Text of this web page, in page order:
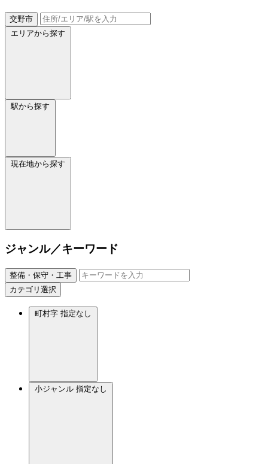
交野市
エリアから探す
駅から探す
現在地から探す
ジャンル／キーワード
整備・保守・工事
カテゴリ選択
町村字 指定なし
小ジャンル 指定なし